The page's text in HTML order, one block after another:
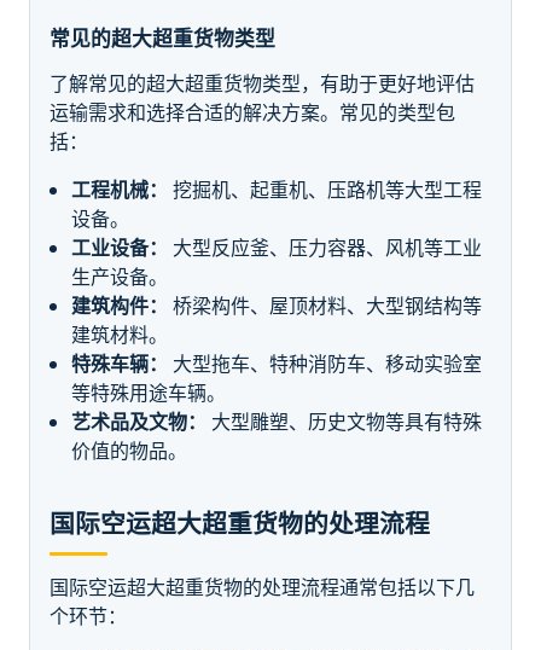
常见的超大超重货物类型
了解常见的超大超重货物类型，有助于更好地评估
运输需求和选择合适的解决方案。常见的类型包
括：
工程机械：
挖掘机、起重机、压路机等大型工程
设备。
工业设备：
大型反应釜、压力容器、风机等工业
生产设备。
建筑构件：
桥梁构件、屋顶材料、大型钢结构等
建筑材料。
特殊车辆：
大型拖车、特种消防车、移动实验室
等特殊用途车辆。
艺术品及文物：
大型雕塑、历史文物等具有特殊
价值的物品。
国际空运超大超重货物的处理流程
国际空运超大超重货物的处理流程通常包括以下几
个环节：